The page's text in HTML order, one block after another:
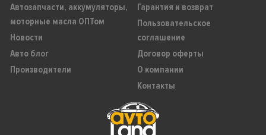
Автозапчасти, аккумуляторы,
моторные масла ОПТом
Новости
Авто блог
Производители
Гарантия и возврат
Пользовательское
соглашение
Договор оферты
О компании
Контакты